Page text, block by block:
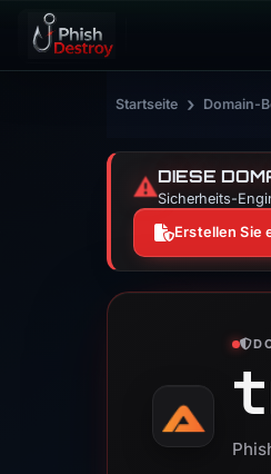
Startseite › Domain-
⚠️DIESE
Sicherheits-
Erstellen Sie